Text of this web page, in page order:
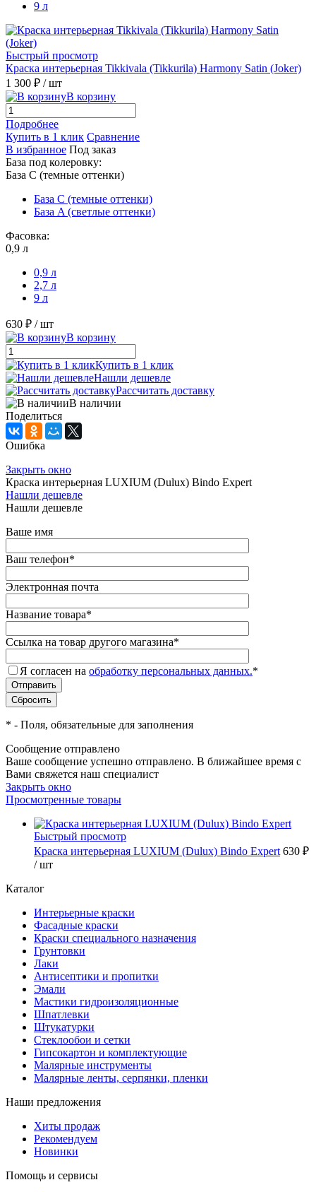
9 л
Быстрый просмотр
Краска интерьерная Tikkivala (Tikkurila) Harmony Satin (Joker)
1 300 ₽ / шт
В корзину
Подробнее
Купить в 1 клик Сравнение
В избранное Под заказ
База под колеровку:
База С (темные оттенки)
База С (темные оттенки)
База A (светлые оттенки)
Фасовка:
0,9 л
0,9 л
2,7 л
9 л
630 ₽ / шт
В корзину
Купить в 1 клик
Нашли дешевле
Рассчитать доставку
В наличии
Поделиться
Ошибка
Закрыть окно
Краска интерьерная LUXIUM (Dulux) Bindo Expert
Нашли дешевле
Нашли дешевле
Ваше имя
Ваш телефон*
Электронная почта
Название товара*
Ссылка на товар другого магазина*
Я согласен на обработку персональных данных.*
* - Поля, обязательные для заполнения
Сообщение отправлено
Ваше сообщение успешно отправлено. В ближайшее время с
Вами свяжется наш специалист
Закрыть окно
Просмотренные товары
Быстрый просмотр
Краска интерьерная LUXIUM (Dulux) Bindo Expert 630 ₽
/ шт
Каталог
Интерьерные краски
Фасадные краски
Краски специального назначения
Грунтовки
Лаки
Антисептики и пропитки
Эмали
Мастики гидроизоляционные
Шпатлевки
Штукатурки
Стеклообои и сетки
Гипсокартон и комплектующие
Малярные инструменты
Малярные ленты, серпянки, пленки
Наши предложения
Хиты продаж
Рекомендуем
Новинки
Помощь и сервисы